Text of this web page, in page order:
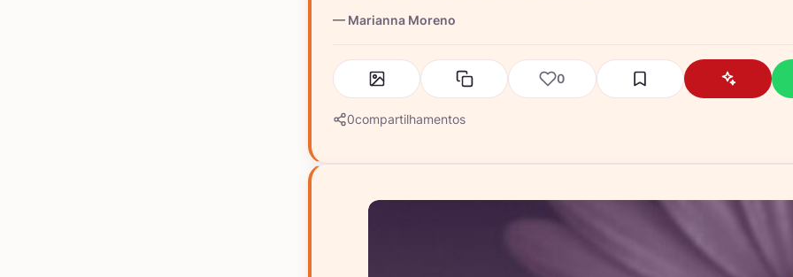
Marianna Moreno
0
0compartilhamentos